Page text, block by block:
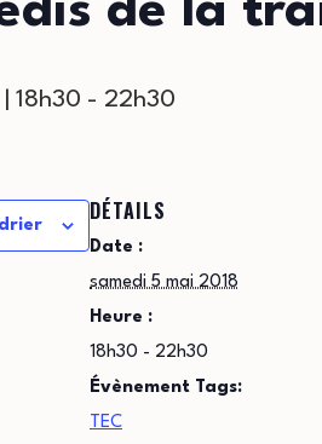
de la
18h30 - 22h30
DÉTAILS
Date :
samedi 5 mai 2018
Heure :
18h30 - 22h30
Évènement Tags:
TEC